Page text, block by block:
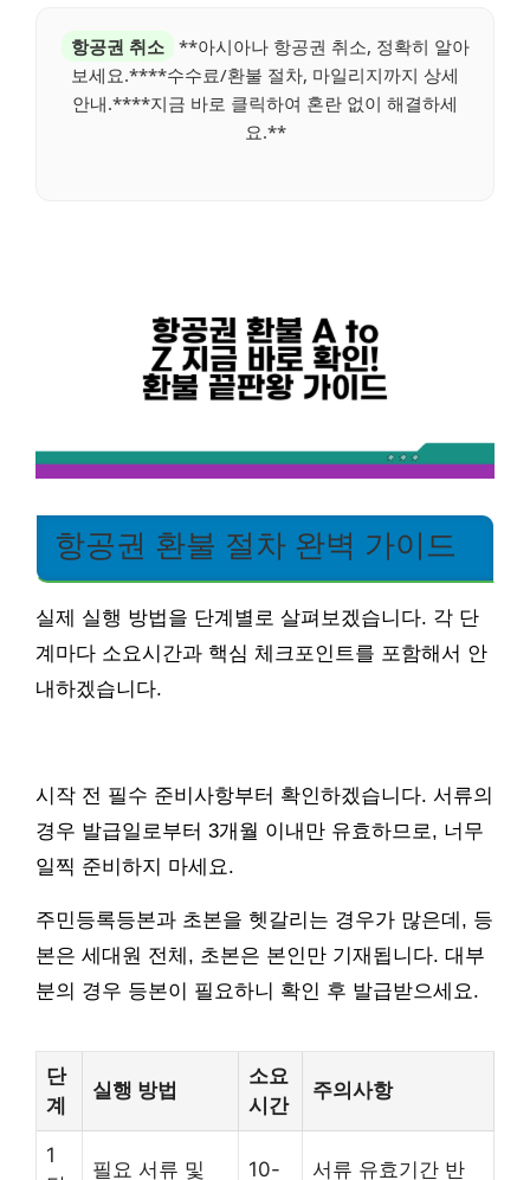
항공권 취소
**아시아나 항공권 취소, 정확히 알아
보세요.****수수료/환불 절차, 마일리지까지 상세
안내.****지금 바로 클릭하여 혼란 없이 해결하세
요.**
항공권 환불 절차 완벽 가이드
실제 실행 방법을 단계별로 살펴보겠습니다. 각 단
계마다 소요시간과 핵심 체크포인트를 포함해서 안
내하겠습니다.
시작 전 필수 준비사항부터 확인하겠습니다. 서류의
경우 발급일로부터 3개월 이내만 유효하므로, 너무
일찍 준비하지 마세요.
주민등록등본과 초본을 헷갈리는 경우가 많은데, 등
본은 세대원 전체, 초본은 본인만 기재됩니다. 대부
분의 경우 등본이 필요하니 확인 후 발급받으세요.
단
계
실행 방법
소요
시간
주의사항
1
필요 서류 및 10- 서류 유효기간 반